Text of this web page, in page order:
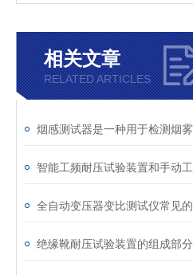
相关文章
RELATED ARTICLES
绝缘靴耐压试验装置的组成部分